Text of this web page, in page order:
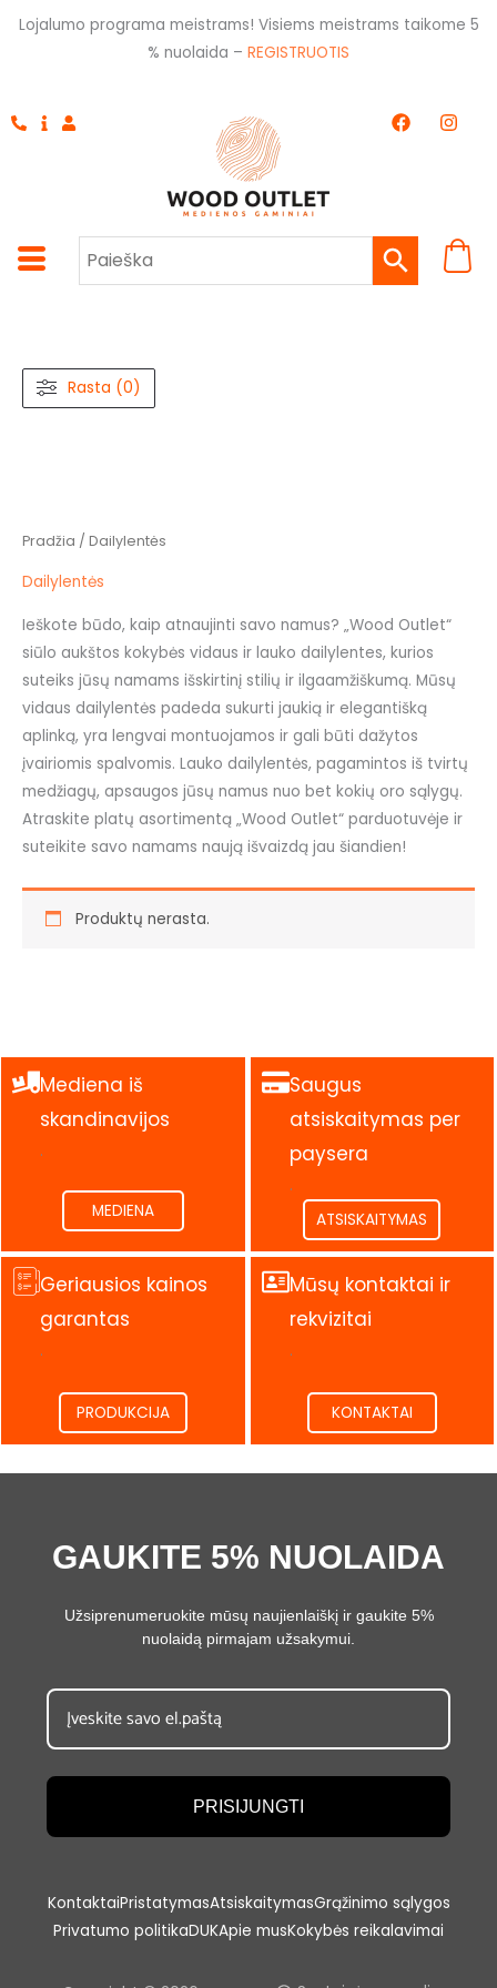
Pereiti
Lojalumo programa meistrams! Visiems meistrams taikome 5
% nuolaida – REGISTRUOTIS
F
a
k
I
n
a
m
Rasta (0)
Pradžia / Dailylentės
Dailylentės
Ieškote būdo, kaip atnaujinti savo namus? „Wood Outlet“
siūlo aukštos kokybės vidaus ir lauko dailylentes, kurios
suteiks jūsų namams išskirtinį stilių ir ilgaamžiškumą. Mūsų
vidaus dailylentės padeda sukurti jaukią ir elegantišką
aplinką, yra lengvai montuojamos ir gali būti dažytos
įvairiomis spalvomis. Lauko dailylentės, pagamintos iš tvirtų
medžiagų, apsaugos jūsų namus nuo bet kokių oro sąlygų.
Atraskite platų asortimentą „Wood Outlet“ parduotuvėje ir
suteikite savo namams naują išvaizdą jau šiandien!
Produktų nerasta.
Mediena iš
skandinavijos
.
MEDIENA
Saugus
atsiskaitymas per
paysera
.
ATSISKAITYMAS
Geriausios kainos
garantas
.
PRODUKCIJA
Mūsų kontaktai ir
rekvizitai
.
KONTAKTAI
GAUKITE 5% NUOLAIDA
Užsiprenumeruokite mūsų naujienlaiškį ir gaukite 5%
nuolaidą pirmajam užsakymui.
PRISIJUNGTI
KontaktaiPristatymasAtsiskaitymasGrąžinimo sąlygos
Privatumo politikaDUKApie musKokybės reikalavimai